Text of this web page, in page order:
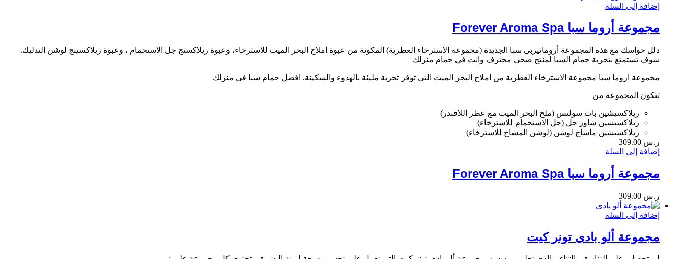
إضافة إلى السلة
مجموعة أروما سبا Forever Aroma Spa
دلل حواسك مع هذه المجموعة أروماثيربي سبا الجديدة (مجموعة الاسترخاء العطرية) المكونة من عبوة أملاح البحر الميت للاسترخاء، وعبوة ريلاكسنج جل الاستحمام ، وعبوة ريلاكسينج لوشن التدليك.
سوف تستمتع بتجربة حمام السبا لمنتج صحي محترف وانت في حمام منزلك
مجموعة اروما سبا مجموعة الاسترخاء العطرية من املاح البحر الميت التى توفر تجربة مليئة بالهدوء والسكينة. افضل حمام سبا فى منزلك
تتكون المجموعة من
ريلاكسيشين باث سولتس (ملح البحر الميت مع عطر اللافندر)
ريلاكسيشين شاور جل (جل الاستحمام للاسترخاء)
ريلاكسيشين ماساج لوشن (لوشن المساج للاسترخاء)
ر.س
إضافة إلى السلة
مجموعة أروما سبا Forever Aroma Spa
ر.س
إضافة إلى السلة
مجموعة ألو بادى تونر كيت